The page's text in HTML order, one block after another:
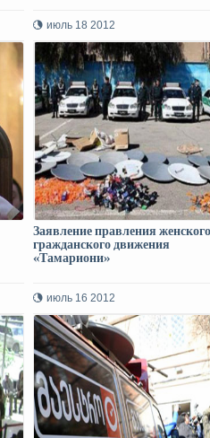
июль 18 2012
Заявление правления женского
гражданского движения
«Тамариони»
июль 16 2012